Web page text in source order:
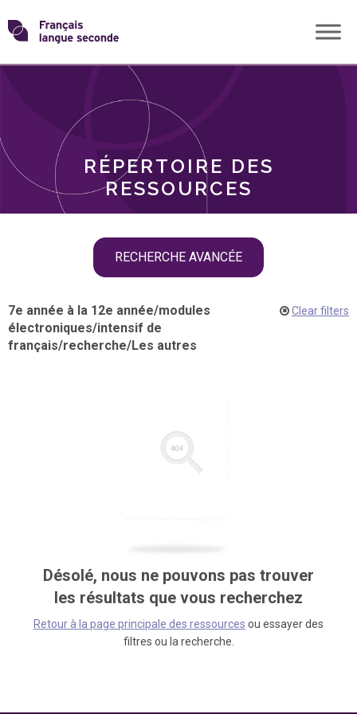
Skip
toTransformons
langue
RÉPERTOIRE DES
RESSOURCES
RECHERCHE AVANCÉE
THÈMES
7e année à la 12e année/modules
électroniques/intensif de
français/recherche/Les autres
Clear filters
Désolé, nous ne pouvons pas trouver
les résultats que vous recherchez
Retour à la page principale des ressources ou essayer des
filtres ou la recherche.